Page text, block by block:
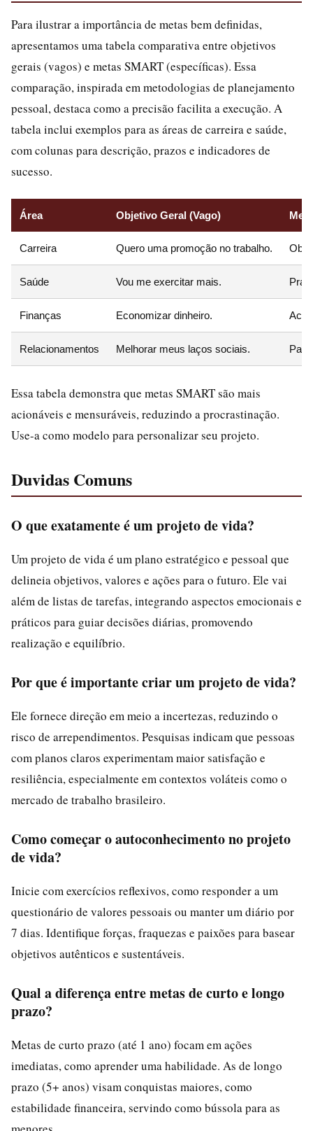
Para ilustrar a importância de metas bem definidas,
apresentamos uma tabela comparativa entre objetivos
gerais (vagos) e metas SMART (específicas). Essa
comparação, inspirada em metodologias de planejamento
pessoal, destaca como a precisão facilita a execução. A
tabela inclui exemplos para as áreas de carreira e saúde,
com colunas para descrição, prazos e indicadores de
sucesso.
Área Objetivo Geral (Vago)
Carreira Quero uma promoção no trabalho.
Saúde Vou me exercitar mais.
Finanças Economizar dinheiro.
Relacionamentos Melhorar meus laços sociais.
Essa tabela demonstra que metas SMART são mais
acionáveis e mensuráveis, reduzindo a procrastinação.
Use-a como modelo para personalizar seu projeto.
Duvidas Comuns
O que exatamente é um projeto de vida?
Um projeto de vida é um plano estratégico e pessoal que
delineia objetivos, valores e ações para o futuro. Ele vai
além de listas de tarefas, integrando aspectos emocionais e
práticos para guiar decisões diárias, promovendo
realização e equilíbrio.
Por que é importante criar um projeto de vida?
Ele fornece direção em meio a incertezas, reduzindo o
risco de arrependimentos. Pesquisas indicam que pessoas
com planos claros experimentam maior satisfação e
resiliência, especialmente em contextos voláteis como o
mercado de trabalho brasileiro.
Como começar o autoconhecimento no projeto
de vida?
Inicie com exercícios reflexivos, como responder a um
questionário de valores pessoais ou manter um diário por
7 dias. Identifique forças, fraquezas e paixões para basear
objetivos autênticos e sustentáveis.
Qual a diferença entre metas de curto e longo
prazo?
Metas de curto prazo (até 1 ano) focam em ações
imediatas, como aprender uma habilidade. As de longo
prazo (5+ anos) visam conquistas maiores, como
estabilidade financeira, servindo como bússola para as